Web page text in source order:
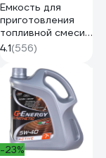
Емкость для
приготовления
топливной смеси
(1 л) Champion
C1010
4.1(556)
-23%